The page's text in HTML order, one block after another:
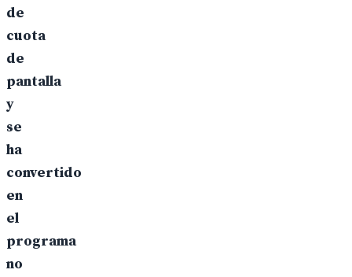
de
cuota
de
pantalla
y
se
ha
convertido
en
el
programa
no